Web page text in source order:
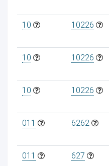
10 10226
10 10226
10 10226
011 6262
011 627